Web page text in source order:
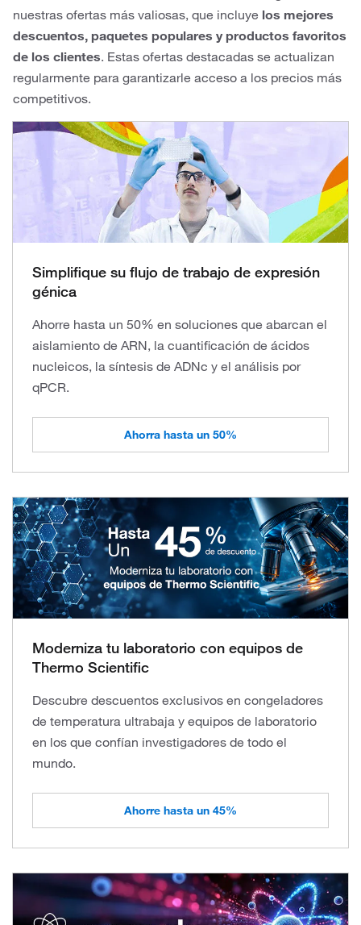
nuestras ofertas más valiosas, que incluye los mejores
descuentos, paquetes populares y productos favoritos
de los clientes. Estas ofertas destacadas se actualizan
regularmente para garantizarle acceso a los precios más
competitivos.
Simplifique su flujo de trabajo de expresión
génica
Ahorre hasta un 50% en soluciones que abarcan el
aislamiento de ARN, la cuantificación de ácidos
nucleicos, la síntesis de ADNc y el análisis por
qPCR.
Ahorra hasta un 50%
Moderniza tu laboratorio con equipos de
Thermo Scientific
Descubre descuentos exclusivos en congeladores
de temperatura ultrabaja y equipos de laboratorio
en los que confían investigadores de todo el
mundo.
Ahorre hasta un 45%